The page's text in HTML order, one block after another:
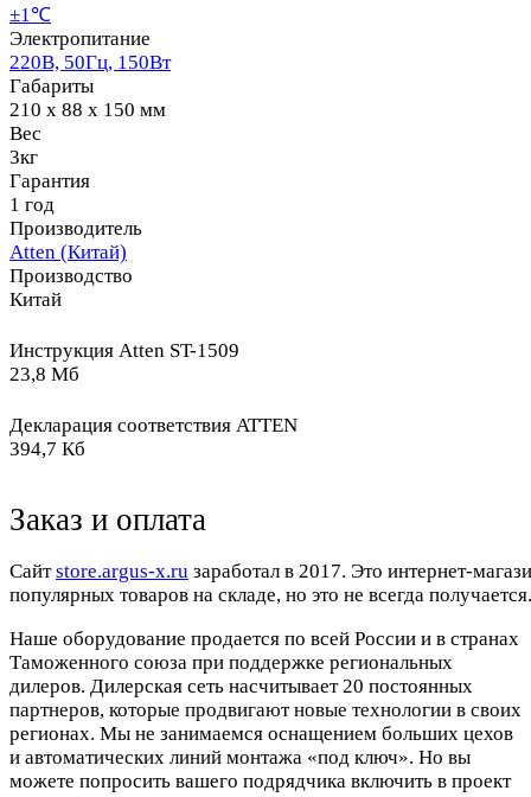
±1℃
Электропитание
220В, 50Гц, 150Вт
Габариты
210 x 88 x 150 мм
Вес
3кг
Гарантия
1 год
Производитель
Atten (Китай)
Производство
Китай
Инструкция Atten ST-1509
23,8 Мб
Декларация соответствия ATTEN
394,7 Кб
Заказ и оплата
Cайтstore.argus-x.ru заработал в 2017. Это интернет-
популярных товаров на складе, но это не всегда
Наше оборудование продается по всей России и в странах
Таможенного союза при поддержке региональных
дилеров. Дилерская сеть насчитывает 20 постоянных
партнеров, которые продвигают новые технологии в своих
регионах. Мы не занимаемся оснащением больших цехов
и автоматических линий монтажа «под ключ». Но вы
можете попросить вашего подрядчика включить в проект